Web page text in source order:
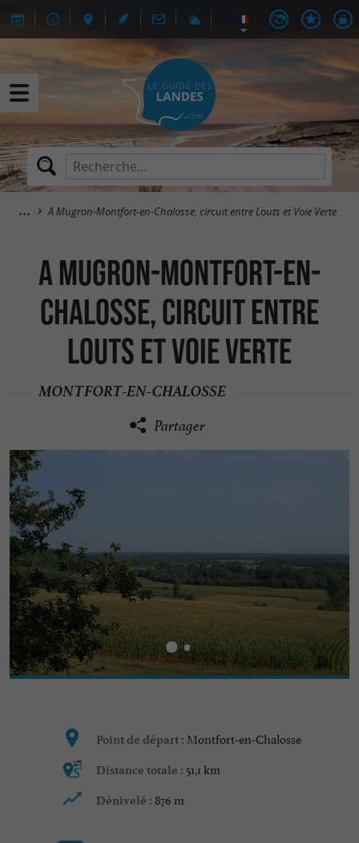
A Mugron-Montfort-en-Chalosse, circuit entre Louts et Voie Verte
A Mugron-Montfort-en-
Chalosse, circuit entre
Louts et Voie Verte
MONTFORT-EN-CHALOSSE
Partager
Point de départ : Montfort-en-Chalosse
Distance totale : 51,1 km
Dénivelé : 876 m